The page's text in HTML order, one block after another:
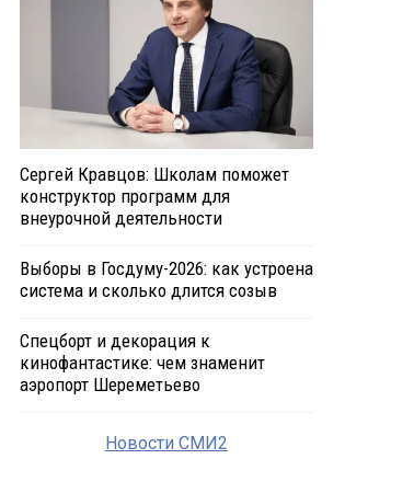
Сергей Кравцов: Школам поможет
конструктор программ для
внеурочной деятельности
Выборы в Госдуму-2026: как устроена
система и сколько длится созыв
Спецборт и декорация к
кинофантастике: чем знаменит
аэропорт Шереметьево
Новости СМИ2